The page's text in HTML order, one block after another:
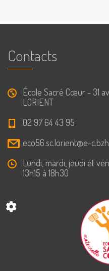
Contacts
École Sacré Cœur - 31
LORIENT
02 97 64 43 95
eco56.sc.lorient@e-c.bzh
Lundi, mardi, jeudi et
13h15 à 18h30